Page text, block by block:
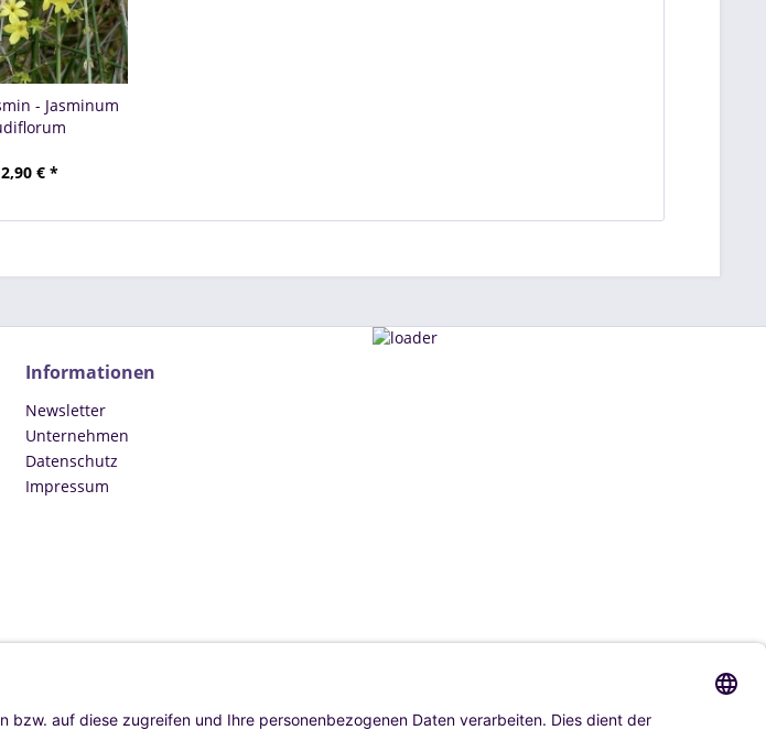
- Jasminum
€ *
Informationen
Newsletter
Unternehmen
Datenschutz
Impressum